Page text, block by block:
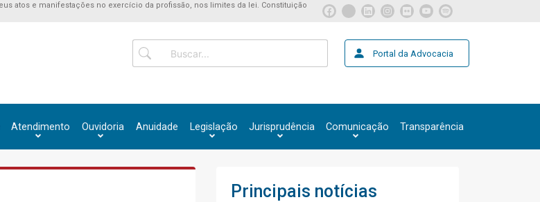
atos e manifestações no exercício da profissão, nos limites da lei. Constituição
Portal da Advocacia
Atendimento Ouvidoria Anuidade Legislação Jurisprudência Comunicação Transparência
Principais notícias